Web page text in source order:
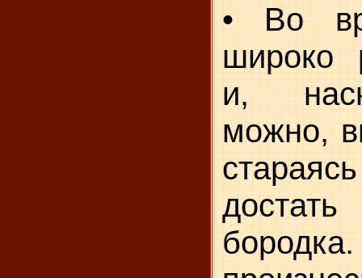
• Во
широко
и,
можно,